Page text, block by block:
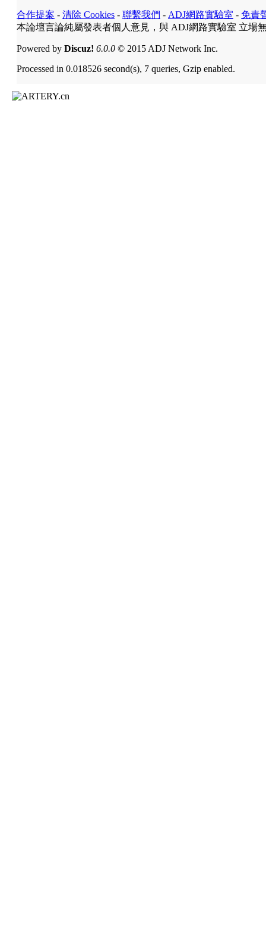
合作提案 - 清除 Cookies - 聯繫我們 - ADJ網路實驗室 - 免責
本論壇言論純屬發表者個人意見，與 ADJ網路實驗室 立場
Powered by Discuz! 6.0.0 © 2015 ADJ Network Inc.
Processed in 0.018526 second(s), 7 queries, Gzip enabled.